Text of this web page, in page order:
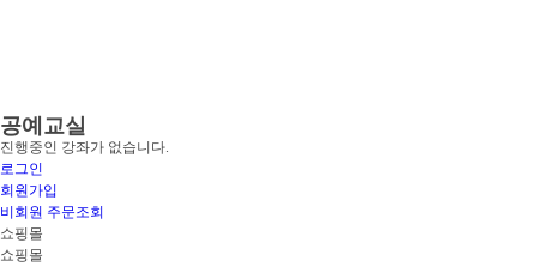
공예교실
진행중인 강좌가 없습니다.
로그인
회원가입
비회원 주문조회
쇼핑몰
쇼핑몰